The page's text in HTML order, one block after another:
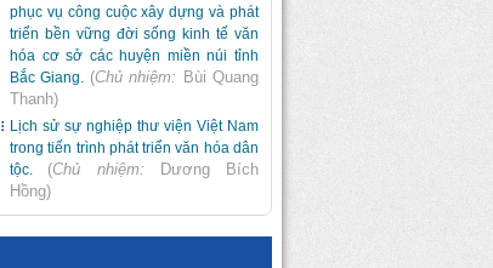
phục vụ công cuộc xây dựng và phát
triển bền vững đời sống kinh tế văn
hóa cơ sở các huyện miền núi tỉnh
Bắc Giang. (Chủ nhiệm: Bùi Quang
Thanh)
Lịch sử sự nghiệp thư viện Việt Nam
trong tiến trình phát triển văn hóa dân
tộc.
(Chủ nhiệm:
Dương Bích
Hồng)